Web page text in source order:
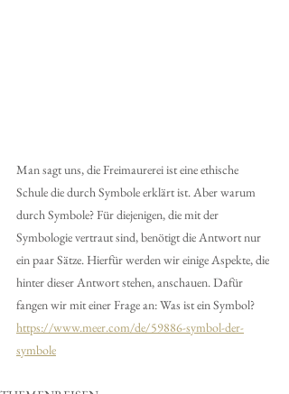
Man sagt uns, die Freimaurerei ist eine ethische
Schule die durch Symbole erklärt ist. Aber warum
durch Symbole? Für diejenigen, die mit der
Symbologie vertraut sind, benötigt die Antwort nur
ein paar Sätze. Hierfür werden wir einige Aspekte, die
hinter dieser Antwort stehen, anschauen. Dafür
fangen wir mit einer Frage an: Was ist ein Symbol?
https://www.meer.com/de/59886-symbol-der-
symbole